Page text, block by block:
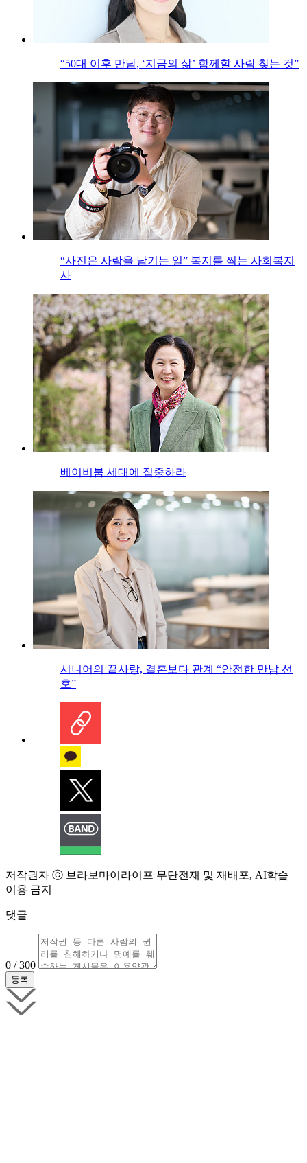
“50대 이후 만남, ‘지금의 삶’ 함께할 사람 찾는 것”
“사진은 사람을 남기는 일” 복지를 찍는 사회복지
사
베이비붐 세대에 집중하라
시니어의 끝사랑, 결혼보다 관계 “안전한 만남 선
호”
저작권자 ⓒ 브라보마이라이프 무단전재 및 재배포, AI학습
이용 금지
댓글
0 / 300